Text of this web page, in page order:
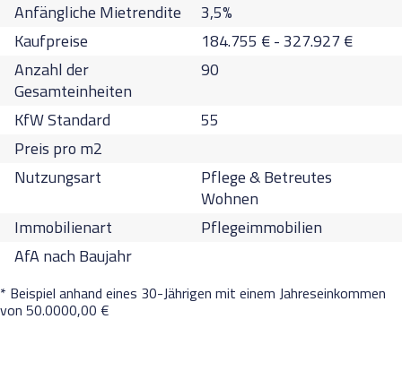
Anfängliche Mietrendite
3,5%
Kaufpreise
184.755 €-327.927€
Anzahl der
Gesamteinheiten
90
KfW Standard
55
Preis pro m2
Nutzungsart
Pflege & Betreutes
Wohnen
Immobilienart
Pflegeimmobilien
AfA nach Baujahr
* Beispiel anhand eines 30-Jährigen mit einem Jahreseinkommen
von 50.0000,00 €